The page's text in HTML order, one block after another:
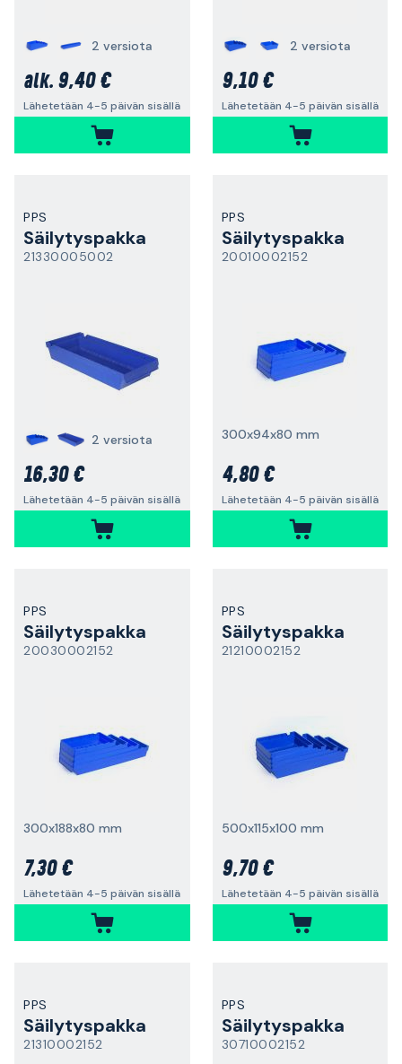
2 versiota
alk. 9,40 €
Lähetetään 4-5 päivän sisällä
2 versiota
9,10 €
Lähetetään 4-5 päivän sisällä
PPS
Säilytyspakka
21330005002
2 versiota
16,30 €
Lähetetään 4-5 päivän sisällä
PPS
Säilytyspakka
20010002152
300x94x80 mm
4,80 €
Lähetetään 4-5 päivän sisällä
PPS
Säilytyspakka
20030002152
300x188x80 mm
7,30 €
Lähetetään 4-5 päivän sisällä
PPS
Säilytyspakka
21210002152
500x115x100 mm
9,70 €
Lähetetään 4-5 päivän sisällä
PPS
Säilytyspakka
21310002152
PPS
Säilytyspakka
30710002152